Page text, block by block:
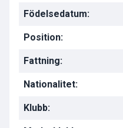
Födelsedatum:
Position:
Fattning:
Nationalitet:
Klubb: